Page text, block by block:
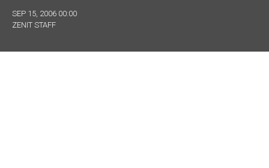
SEP 15, 2006 00:00
ZENIT STAFF